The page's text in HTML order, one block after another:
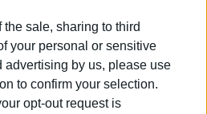
the sale, sharing to third
your personal or sensitive
advertising by us, please use
to confirm your selection.
opt-out request is
στο Facebook